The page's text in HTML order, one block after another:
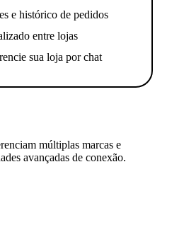
e histórico de pedidos
entre lojas
sua loja por chat
múltiplas marcas e
avançadas de conexão.